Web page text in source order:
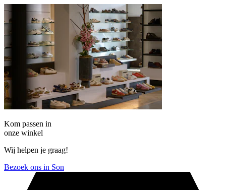
Kom passen in
onze winkel
Wij helpen je graag!
Bezoek ons in Son